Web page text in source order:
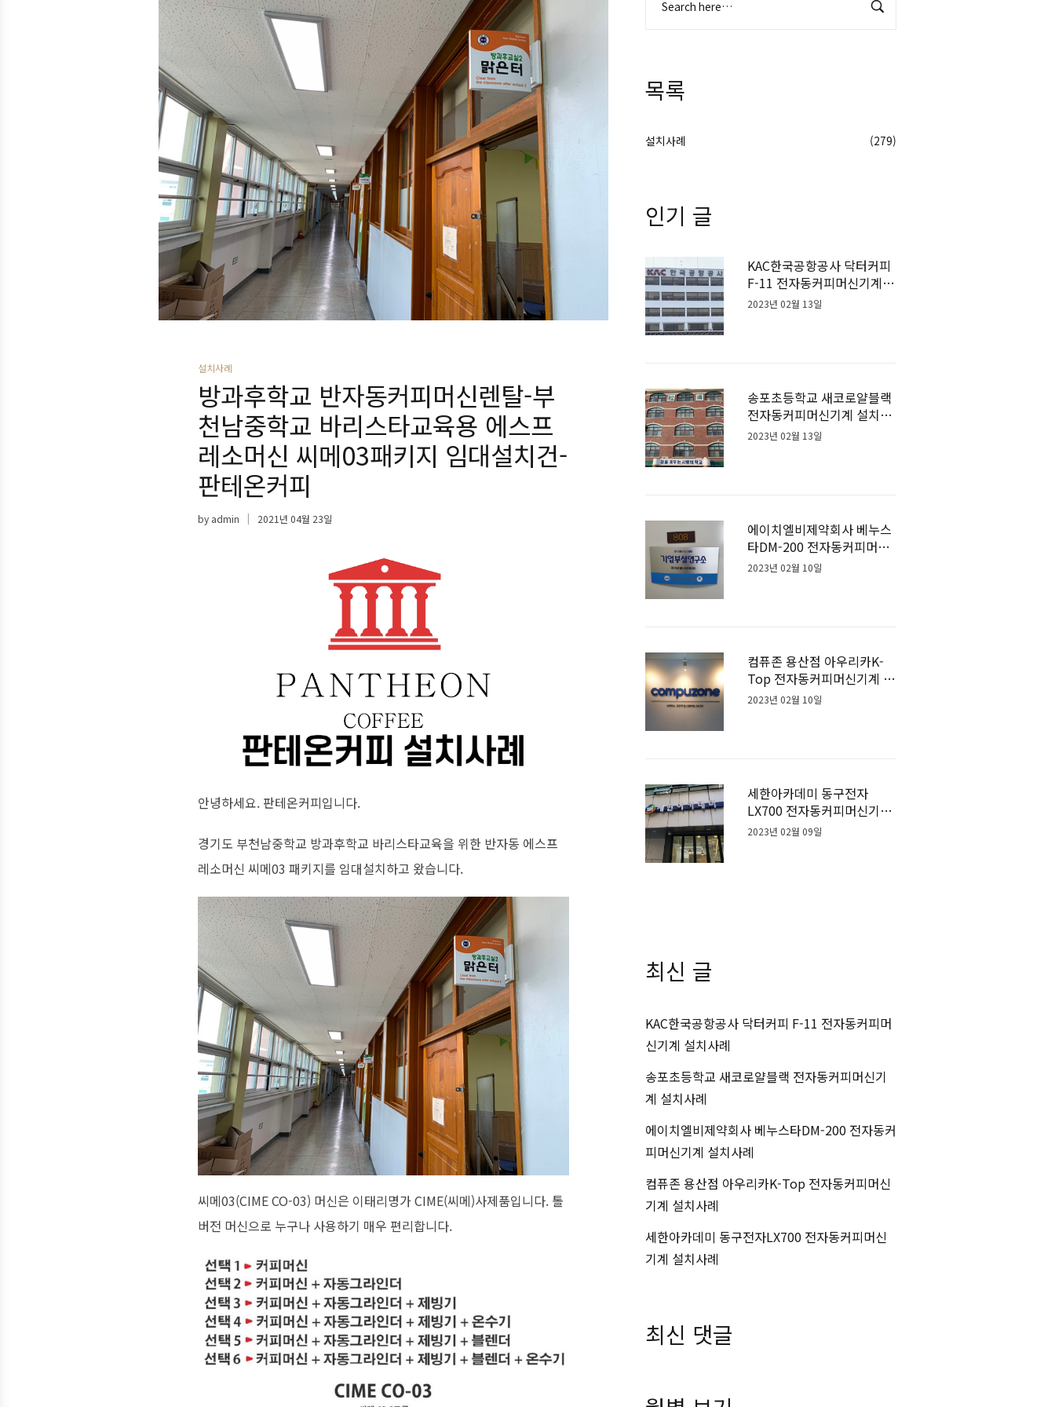
목록
설치사례 (279)
인기 글
KAC한국공항공사 닥터커피
F-11 전자동커피머신기계
설치사례
2023년 02월 13일
송포초등학교 새코로얄블랙
전자동커피머신기계 설치사
례
2023년 02월 13일
에이치엘비제약회사 베누스
타DM-200 전자동커피머신
기계 설치사례
2023년 02월 10일
컴퓨존 용산점 아우리카K-
Top 전자동커피머신기계 설
치사례
2023년 02월 10일
세한아카데미 동구전자
LX700 전자동커피머신기계
설치사례
2023년 02월 09일
최신 글
KAC한국공항공사 닥터커피 F-11 전자동커피머
신기계 설치사례
송포초등학교 새코로얄블랙 전자동커피머신기
계 설치사례
에이치엘비제약회사 베누스타DM-200 전자동커
피머신기계 설치사례
컴퓨존 용산점 아우리카K-Top 전자동커피머신
기계 설치사례
세한아카데미 동구전자LX700 전자동커피머신
기계 설치사례
최신 댓글
설치사례
방과후학교 반자동커피머신렌탈-부
천남중학교 바리스타교육용 에스프
레소머신 씨메03패키지 임대설치건-
판테온커피
by admin 2021년 04월 23일
안녕하세요. 판테온커피입니다.
경기도 부천남중학교 방과후학교 바리스타교육을 위한 반자동 에스프
레소머신 씨메03 패키지를 임대설치하고 왔습니다.
씨메03(CIME CO-03) 머신은 이태리명가 CIME(씨메)사제품입니다. 톨
버전 머신으로 누구나 사용하기 매우 편리합니다.